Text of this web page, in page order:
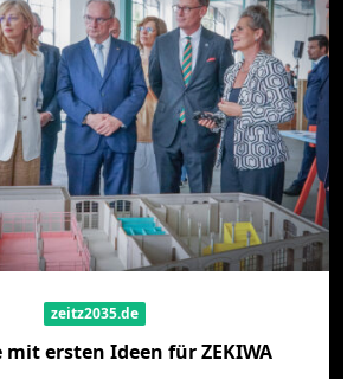
zeitz2035.de
mit ersten Ideen für ZEKIWA